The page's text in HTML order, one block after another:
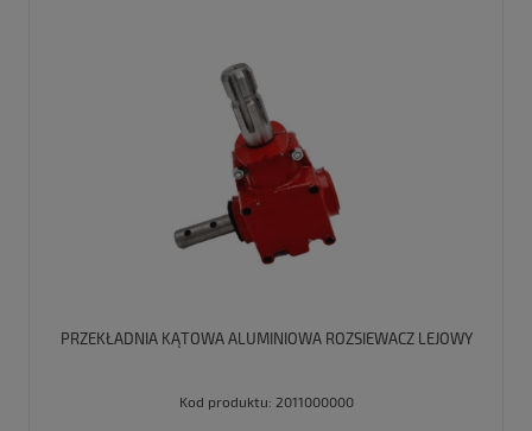
PRZEKŁADNIA KĄTOWA ALUMINIOWA ROZSIEWACZ LEJOWY
Kod produktu: 2011000000